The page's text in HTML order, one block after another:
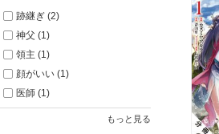
跡継ぎ (2)
神父 (1)
領主 (1)
顔がいい (1)
医師 (1)
もっと見る